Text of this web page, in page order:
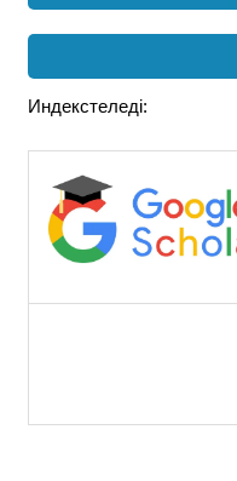
Индекстеледі: